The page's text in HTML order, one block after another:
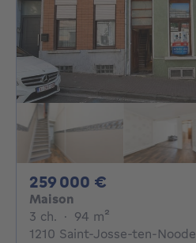
259 000 €
Maison
3 ch. 3 chambres
· 94 m²
1210 Saint-Josse-ten-Noode